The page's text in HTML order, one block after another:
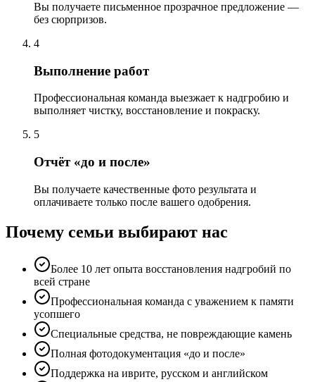
Вы получаете письменное прозрачное предложение —
без сюрпризов.
4
Выполнение работ
Профессиональная команда выезжает к надгробию и
выполняет чистку, восстановление и покраску.
5
Отчёт «до и после»
Вы получаете качественные фото результата и
оплачиваете только после вашего одобрения.
Почему семьи выбирают нас
Более 10 лет опыта восстановления надгробий по
всей стране
Профессиональная команда с уважением к памяти
усопшего
Специальные средства, не повреждающие камень
Полная фотодокументация «до и после»
Поддержка на иврите, русском и английском